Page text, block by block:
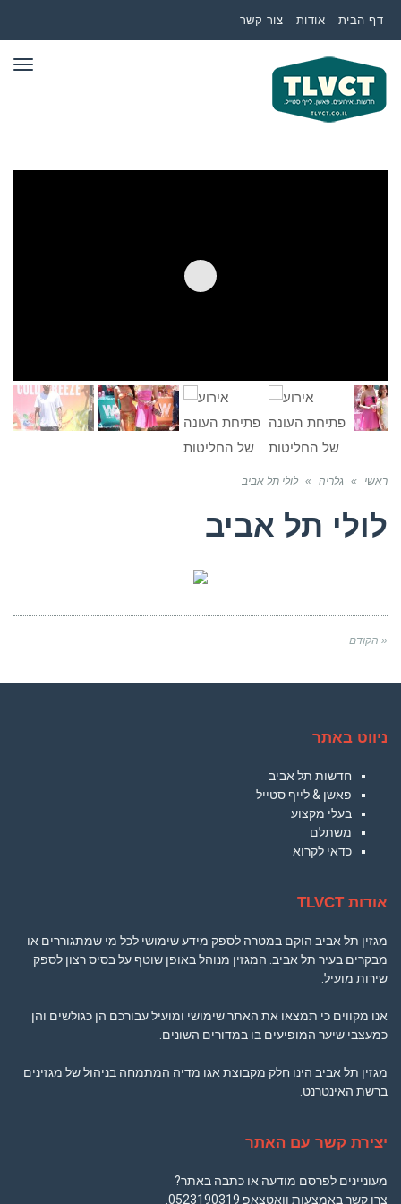
דף הבית אודות צור קשר
ראשי » גלריה » לולי תל אביב
לולי תל אביב
« הקודם
ניווט באתר
חדשות תל אביב
פאשן & לייף סטייל
בעלי מקצוע
משתלם
כדאי לקרוא
אודות TLVCT
מגזין תל אביב הוקם במטרה לספק מידע שימושי לכל מי שמתגוררים או
מבקרים בעיר תל אביב. המגזין מנוהל באופן שוטף על בסיס רצון לספק
שירות מועיל.
אנו מקווים כי תמצאו את האתר שימושי ומועיל עבורכם הן כגולשים והן
כמעצבי שיער המופיעים בו במדורים השונים.
מגזין תל אביב הינו חלק מקבוצת אגו מדיה המתמחה בניהול של מגזינים
ברשת האינטרנט.
יצירת קשר עם האתר
מעוניינים לפרסם מודעה או כתבה באתר?
צרו קשר באמצעות וואטצאפ 0523190319